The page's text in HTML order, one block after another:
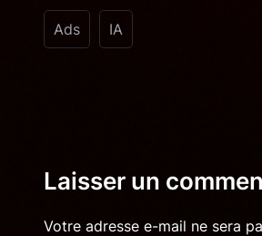
Ads IA
Laisser un
Votre adresse e-mail ne sera